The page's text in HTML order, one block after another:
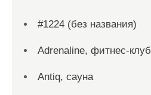
#1224 (без названия)
Adrenaline, фитнес-клуб
Antiq, сауна